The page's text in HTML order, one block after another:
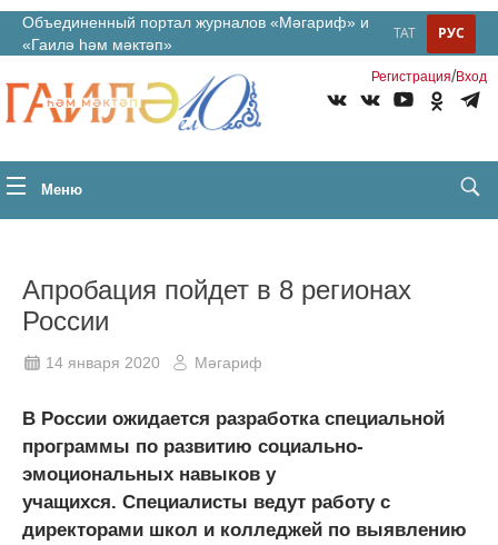
Объединенный портал журналов «Мәгариф» и
«Гаилә һәм мәктәп»
РУС
ТАТ
Регистрация/Вход
Меню
Апробация пойдет в 8 регионах
России
14 января 2020 Мәгариф
В России ожидается разработка специальной
программы по развитию социально-
эмоциональных навыков у
учащихся. Специалисты ведут работу с
директорами школ и колледжей по выявлению